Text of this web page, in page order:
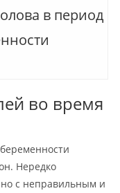
в период
во время
Нередко
с неправильным и